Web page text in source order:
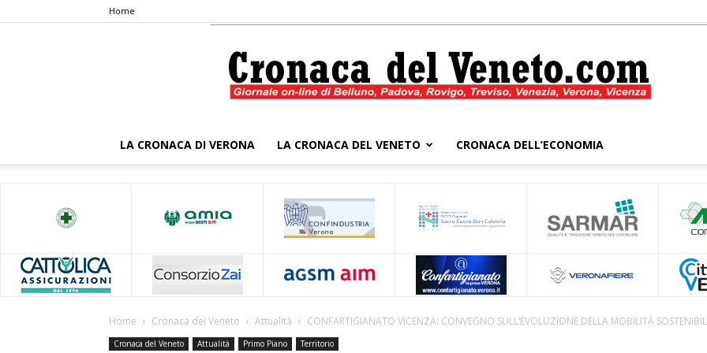
Home
LA CRONACA DI VERONA LA CRONACA DEL VENETO CRONACA DELL’ECONOMIA
Home Cronaca del Veneto Attualità CONFARTIGIANATO VICENZA: CONVEGNO SULL’EVOLUZIONE DELLA MOBILITÀ
Cronaca del Veneto Attualità Primo Piano Territorio